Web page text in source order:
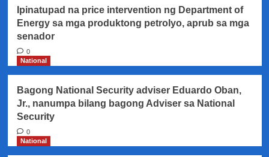
Ipinatupad na price intervention ng Department of
Energy sa mga produktong petrolyo, aprub sa mga
senador
0
National
Bagong National Security adviser Eduardo Oban,
Jr., nanumpa bilang bagong Adviser sa National
Security
0
National